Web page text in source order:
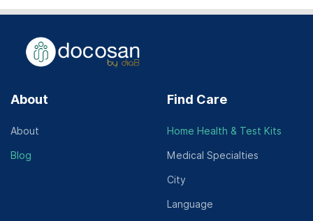
About
About
Blog
Find Care
Home Health & Test Kits
Medical Specialties
City
Language